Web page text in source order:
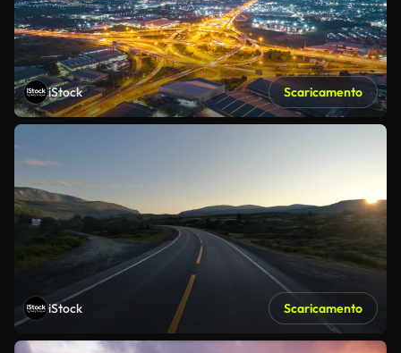
iStock Scaricamento
iStock Scaricamento